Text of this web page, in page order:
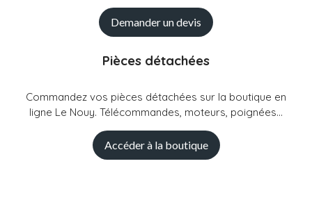
Demander un devis
Pièces détachées
Commandez vos pièces détachées sur la boutique en
ligne Le Nouy. Télécommandes, moteurs, poignées...
Accéder à la boutique